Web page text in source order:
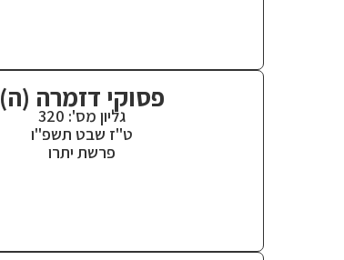
פסוקי דזמרה (ה)
גליון מס': 320
ט"ז שבט תשפ"ו
פרשת יתרו